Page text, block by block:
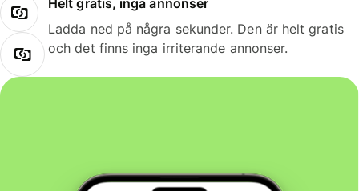
Helt gratis, inga annonser
Ladda ned på några sekunder. Den är helt gratis
och det finns inga irriterande annonser.